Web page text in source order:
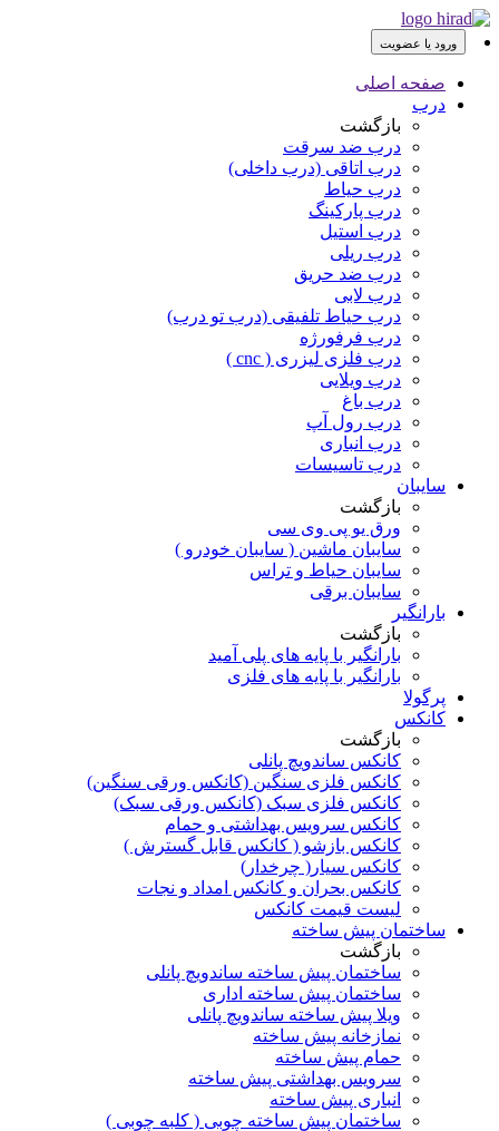
ورود یا عضویت
صفحه اصلی
درب
بازگشت
درب ضد سرقت
درب اتاقی (درب داخلی)
درب حیاط
درب پارکینگ
درب استیل
درب ریلی
درب ضد حریق
درب لابی
درب حیاط تلفیقی (درب تو درب)
درب فرفورژه
درب فلزی لیزری ( cnc )
درب ویلایی
درب باغ
درب رول آپ
درب انباری
درب تاسیسات
سایبان
بازگشت
ورق یو پی وی سی
سایبان ماشین ( سایبان خودرو )
سایبان حیاط و تراس
سایبان برقی
بارانگیر
بازگشت
بارانگیر با پایه های پلی آمید
بارانگیر با پایه های فلزی
پرگولا
کانکس
بازگشت
کانکس ساندویچ پانلی
کانکس فلزی سنگین (کانکس ورقی سنگین)
کانکس فلزی سبک (کانکس ورقی سبک)
کانکس سرویس بهداشتی و حمام
کانکس بازشو ( کانکس قابل گسترش )
کانکس سیار( چرخدار)
کانکس بحران و کانکس امداد و نجات
لیست قیمت کانکس
ساختمان پیش ساخته
بازگشت
ساختمان پیش ساخته ساندویچ پانلی
ساختمان پیش ساخته اداری
ویلا پیش ساخته ساندویچ پانلی
نمازخانه پیش ساخته
حمام پیش ساخته
سرویس بهداشتی پیش ساخته
انباری پیش ساخته
ساختمان پیش ساخته چوبی ( کلبه چوبی )